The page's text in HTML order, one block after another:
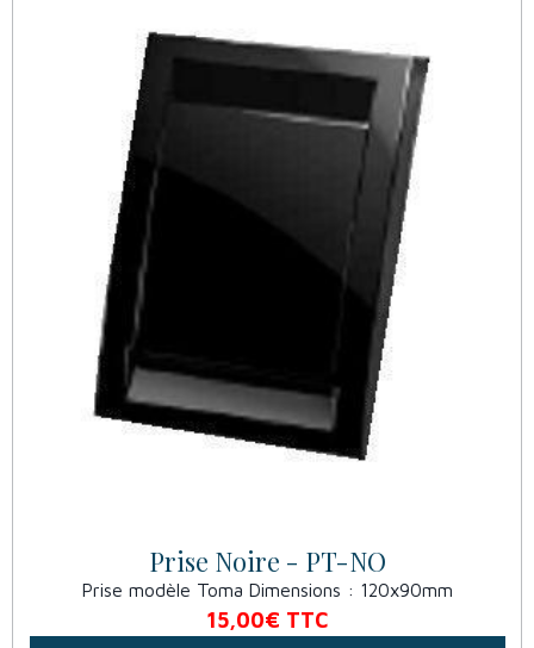
Prise Noire - PT-NO
Prise modèle Toma Dimensions : 120x90mm
15,00€ TTC